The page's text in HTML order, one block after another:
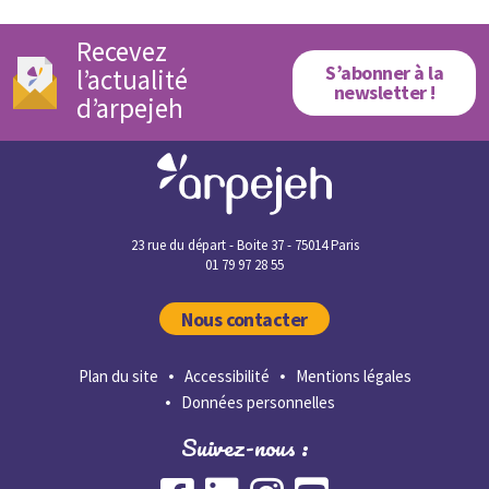
Recevez
l’actualité
d’arpejeh
S’abonner à la
newsletter !
23 rue du départ - Boite 37 - 75014 Paris
01 79 97 28 55
Nous contacter
Plan du site Accessibilité
Mentions légales
Données personnelles
Suivez-nous :